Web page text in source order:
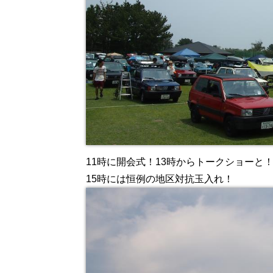
11時に開会式！13時からトークショーと！
15時には恒例の地区対抗玉入れ！